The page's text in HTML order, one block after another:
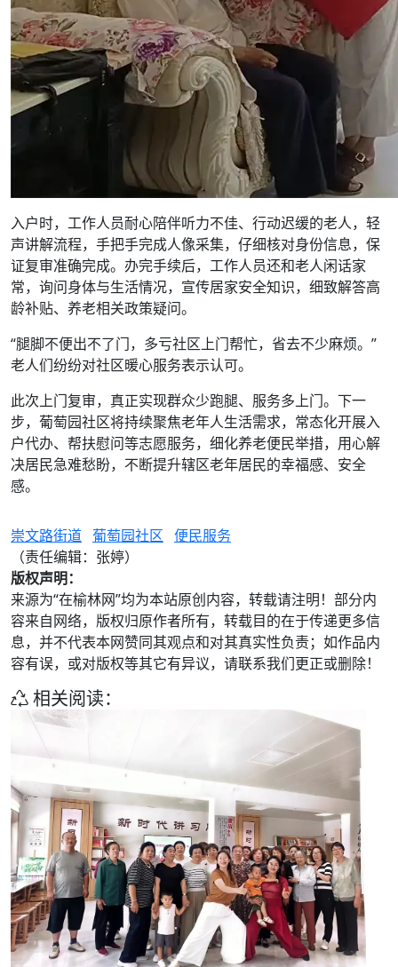
入户时，工作人员耐心陪伴听力不佳、行动迟缓的老人，轻
声讲解流程，手把手完成人像采集，仔细核对身份信息，保
证复审准确完成。办完手续后，工作人员还和老人闲话家
常，询问身体与生活情况，宣传居家安全知识，细致解答高
龄补贴、养老相关政策疑问。
“腿脚不便出不了门，多亏社区上门帮忙，省去不少麻烦。”
老人们纷纷对社区暖心服务表示认可。
此次上门复审，真正实现群众少跑腿、服务多上门。下一
步，葡萄园社区将持续聚焦老年人生活需求，常态化开展入
户代办、帮扶慰问等志愿服务，细化养老便民举措，用心解
决居民急难愁盼，不断提升辖区老年居民的幸福感、安全
感。
崇文路街道 葡萄园社区 便民服务
（责任编辑：张婷）
版权声明：
来源为“在榆林网”均为本站原创内容，转载请注明！部分内
容来自网络，版权归原作者所有，转载目的在于传递更多信
息，并不代表本网赞同其观点和对其真实性负责；如作品内
容有误，或对版权等其它有异议，请联系我们更正或删除！
相关阅读：